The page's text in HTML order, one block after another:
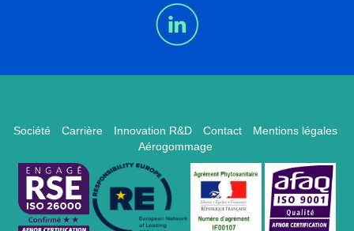
Société Carrière Innovation R&D Contact
Mentions légales
Aérogommage